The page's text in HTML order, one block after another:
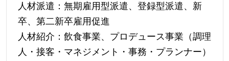
人材派遣：無期雇用型派遣、登録型派遣、新
卒、第二新卒雇用促進
人材紹介：飲食事業、プロデュース事業（調理
人・接客・マネジメント・事務・プランナー）